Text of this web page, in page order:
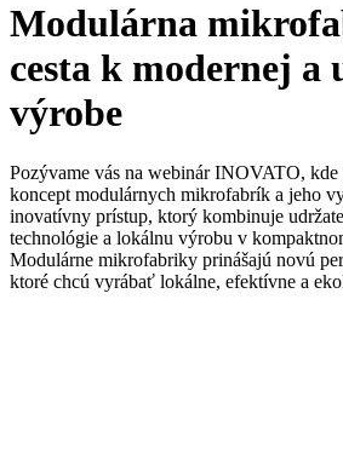
Modulárna
cesta k modernej a
výrobe
Pozývame vás na webinár INOVATO,
koncept modulárnych mikrofabrík a jeho
inovatívny prístup, ktorý kombinuje
technológie a lokálnu výrobu v
Modulárne mikrofabriky prinášajú novú
ktoré chcú vyrábať lokálne, efektívne a